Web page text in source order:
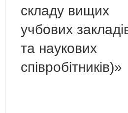
складу вищих
учбових
та наукових
співробітників)»